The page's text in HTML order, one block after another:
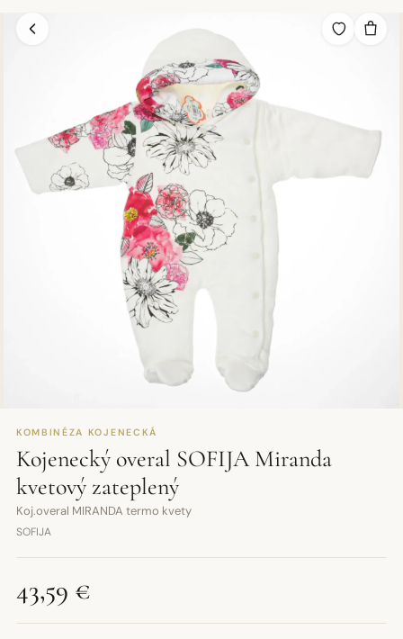
KOMBINÉZA KOJENECKÁ
Kojenecký overal SOFIJA Miranda
kvetový zateplený
Koj.overal MIRANDA termo kvety
SOFIJA
43,59 €